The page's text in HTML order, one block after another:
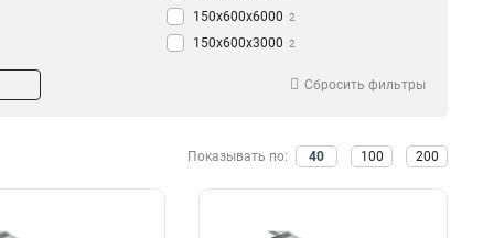
150х600х6000 2
150х600х3000 2
150х400х3000
150х200х6000 2
Сбросить фильтры
Показывать по: 40 100 200